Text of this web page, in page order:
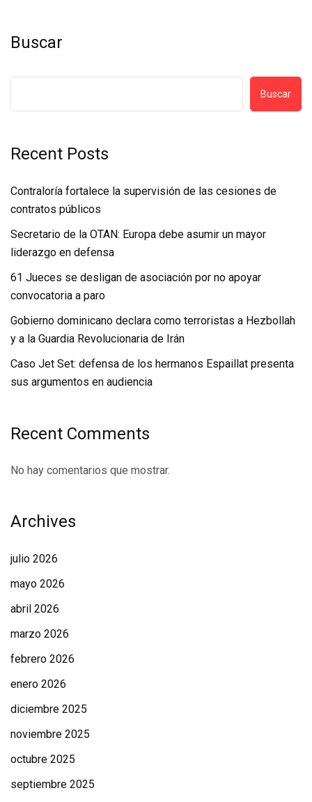
Buscar
Buscar
Recent Posts
Contraloría fortalece la supervisión de las cesiones de
contratos públicos
Secretario de la OTAN: Europa debe asumir un mayor
liderazgo en defensa
61 Jueces se desligan de asociación por no apoyar
convocatoria a paro
Gobierno dominicano declara como terroristas a Hezbollah
y a la Guardia Revolucionaria de Irán
Caso Jet Set: defensa de los hermanos Espaillat presenta
sus argumentos en audiencia
Recent Comments
No hay comentarios que mostrar.
Archives
julio 2026
mayo 2026
abril 2026
marzo 2026
febrero 2026
enero 2026
diciembre 2025
noviembre 2025
octubre 2025
septiembre 2025